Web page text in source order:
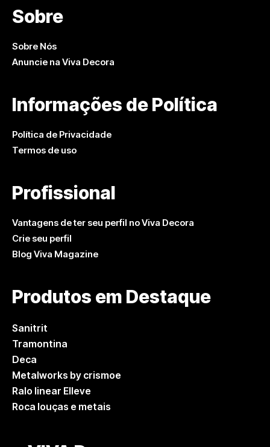
Sobre
Sobre Nós
Anuncie na Viva Decora
Informações de Política
Política de Privacidade
Termos de uso
Profissional
Vantagens de ter seu perfil no Viva Decora
Crie seu perfil
Blog Viva Magazine
Produtos em Destaque
Sanitrit
Tramontina
Deca
Metalworks by crismoe
Ralo linear Elleve
Roca louças e metais